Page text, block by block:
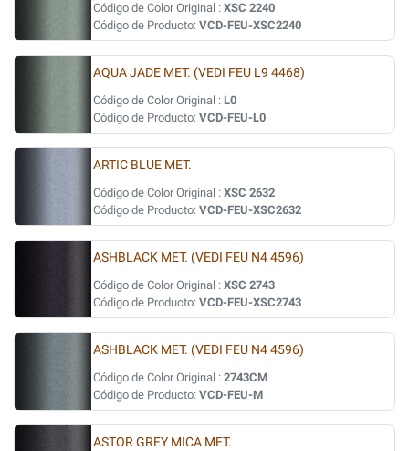
Código de Color Original : XSC 2240
Código de Producto: VCD-FEU-XSC2240
AQUA JADE MET. (VEDI FEU L9 4468)
Código de Color Original : L0
Código de Producto: VCD-FEU-L0
ARTIC BLUE MET.
Código de Color Original : XSC 2632
Código de Producto: VCD-FEU-XSC2632
ASHBLACK MET. (VEDI FEU N4 4596)
Código de Color Original : XSC 2743
Código de Producto: VCD-FEU-XSC2743
ASHBLACK MET. (VEDI FEU N4 4596)
Código de Color Original : 2743CM
Código de Producto: VCD-FEU-M
ASTOR GREY MICA MET.